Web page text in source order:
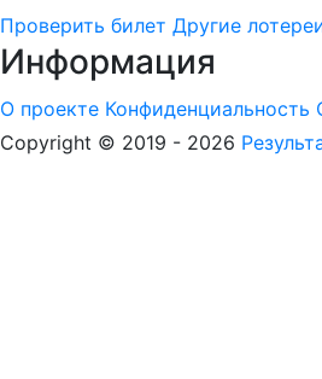
Проверить билет Другие
Информация
О проекте Конфиденциальность
Copyright © 2019 - 2026